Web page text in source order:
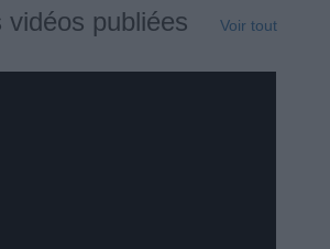
vidéos publiées Voir tout